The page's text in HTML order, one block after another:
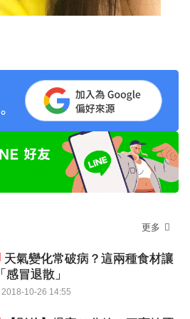
更多
天氣變化常破病？這兩種食材讓
「感冒退散」
2018-10-26 14:55